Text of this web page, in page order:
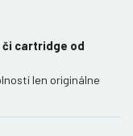
či cartridge od
len originálne